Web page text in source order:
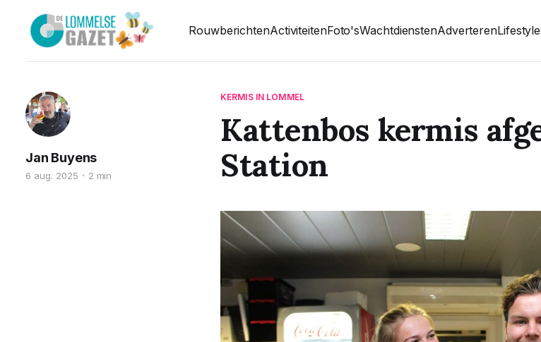
RouwberichtenActiviteitenFoto'sWachtdienstenAdverterenLifestyle
KERMIS IN LOMMEL
Kattenbos kermis
Station
Jan Buyens
6 aug. 2025 2 min